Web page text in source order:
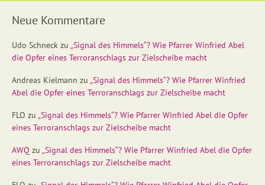
Neue Kommentare
Udo Schneck zu „Signal des Himmels“? Wie Pfarrer Winfried Abel
die Opfer eines Terroranschlags zur Zielscheibe macht
Andreas Kielmann zu „Signal des Himmels“? Wie Pfarrer Winfried
Abel die Opfer eines Terroranschlags zur Zielscheibe macht
FLO zu „Signal des Himmels“? Wie Pfarrer Winfried Abel die Opfer
eines Terroranschlags zur Zielscheibe macht
AWQ zu „Signal des Himmels“? Wie Pfarrer Winfried Abel die Opfer
eines Terroranschlags zur Zielscheibe macht